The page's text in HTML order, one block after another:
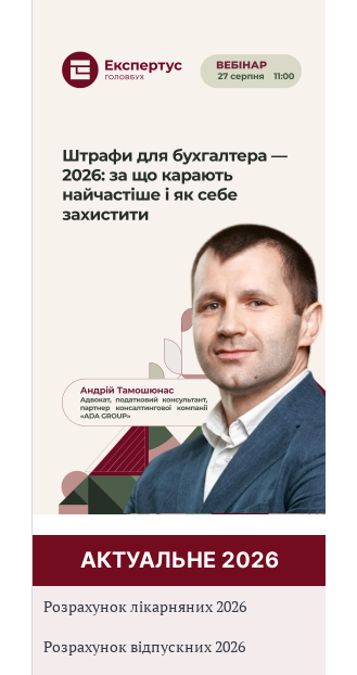
АКТУАЛЬНЕ 2026
Розрахунок лікарняних 2026
Розрахунок відпускних 2026